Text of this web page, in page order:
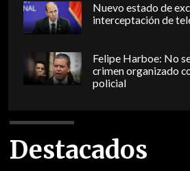
Nuevo estado de
interceptación de
Felipe Harboe: No
crimen organizado
policial
Destacados